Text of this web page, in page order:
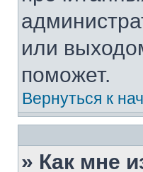
или
поможет.
Вернуться к
» Как мне